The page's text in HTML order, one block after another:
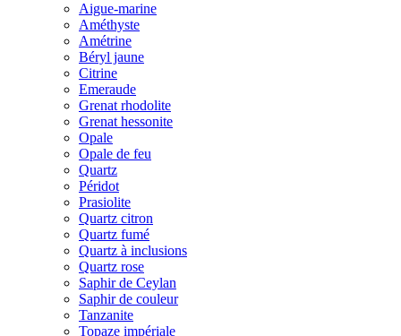
Aigue-marine
Améthyste
Amétrine
Béryl jaune
Citrine
Emeraude
Grenat rhodolite
Grenat hessonite
Opale
Opale de feu
Quartz
Péridot
Prasiolite
Quartz citron
Quartz fumé
Quartz à inclusions
Quartz rose
Saphir de Ceylan
Saphir de couleur
Tanzanite
Topaze impériale